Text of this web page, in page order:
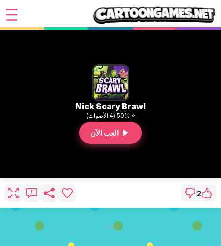
Nick Scary Brawl
⭐ 50% (4 الأصوات)
العب الآن
2
إعلان